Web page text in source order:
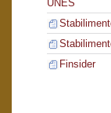
UNES
Finsider